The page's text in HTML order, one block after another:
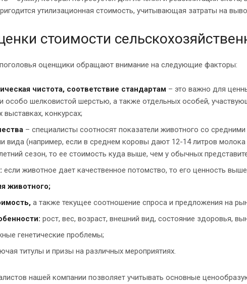
утилизационная стоимость, учитывающая затраты на
стоимости
поголовья оценщики обращают внимание на следующие факторы:
чистота, соответствие стандартам – это важно для
особо шелковистой шерстью, а также отдельных особей,
конкурсах;
– специалисты соотносят показатели животного со
вида (например, если в среднем коровы дают 12-14 литров молока
сезон, то ее стоимость куда выше, чем у обычных
если животное дает качественное потомство, то его ценность
животного;
а также текущее соотношение спроса и предложения на
рост, вес, возраст, внешний вид, состояние здоровья,
генетические проблемы;
титулы и призы на различных мероприятиях.
нашей компании позволяет учитывать основные